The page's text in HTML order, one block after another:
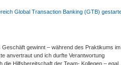
Global Transaction Banking (GTB)
gewinnt – während des Praktikums im
anvertraut und ich durfte Verantwortung
Hilfsbereitschaft der Team- Kollegen – egal,